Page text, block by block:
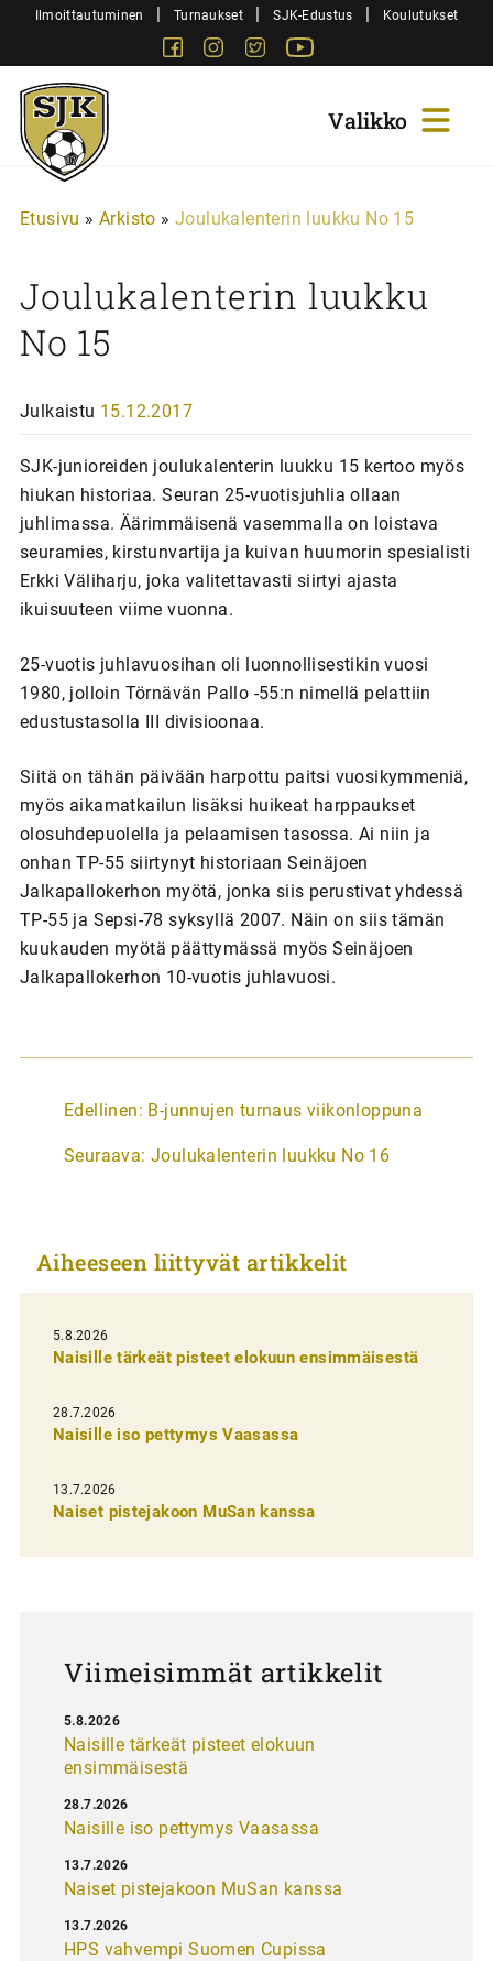
SiirryIlmoittautuminen | Turnaukset | SJK-Edustus | Koulutukset
FacebookInstagram
Twitter
Sjk-
Juniorit
Etusivu » Arkisto » Joulukalenterin luukku No 15
Joulukalenterin luukku
No 15
Julkaistu 15.12.2017
SJK-junioreiden joulukalenterin luukku 15 kertoo myös
hiukan historiaa. Seuran 25-vuotisjuhlia ollaan
juhlimassa. Äärimmäisenä vasemmalla on loistava
seuramies, kirstunvartija ja kuivan huumorin spesialisti
Erkki Väliharju, joka valitettavasti siirtyi ajasta
ikuisuuteen viime vuonna.
25-vuotis juhlavuosihan oli luonnollisestikin vuosi
1980, jolloin Törnävän Pallo -55:n nimellä pelattiin
edustustasolla III divisioonaa.
Siitä on tähän päivään harpottu paitsi vuosikymmeniä,
myös aikamatkailun lisäksi huikeat harppaukset
olosuhdepuolella ja pelaamisen tasossa. Ai niin ja
onhan TP-55 siirtynyt historiaan Seinäjoen
Jalkapallokerhon myötä, jonka siis perustivat yhdessä
TP-55 ja Sepsi-78 syksyllä 2007. Näin on siis tämän
kuukauden myötä päättymässä myös Seinäjoen
Jalkapallokerhon 10-vuotis juhlavuosi.
A
t
k
e
l
i
e
n
e
Edellinen: B-junnujen turnaus viikonloppuna
Seuraava: Joulukalenterin luukku No 16
Aiheeseen liittyvät artikkelit
5.8.2026
Naisille tärkeät pisteet elokuun ensimmäisestä
28.7.2026
Naisille iso pettymys Vaasassa
13.7.2026
Naiset pistejakoon MuSan kanssa
Viimeisimmät artikkelit
Naisille tärkeät pisteet elokuun
ensimmäisestä
5.8.2026
Naisille iso pettymys Vaasassa
28.7.2026
Naiset pistejakoon MuSan kanssa
13.7.2026
HPS vahvempi Suomen Cupissa
13.7.2026